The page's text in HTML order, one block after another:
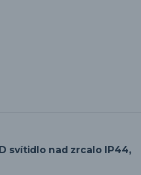
svítidlo nad zrcalo IP44,